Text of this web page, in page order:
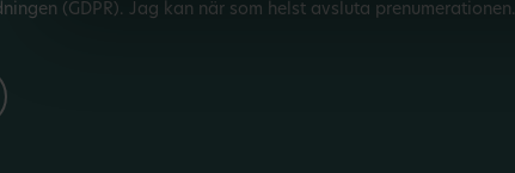
(GDPR). Jag kan när som helst avsluta prenumerationen.